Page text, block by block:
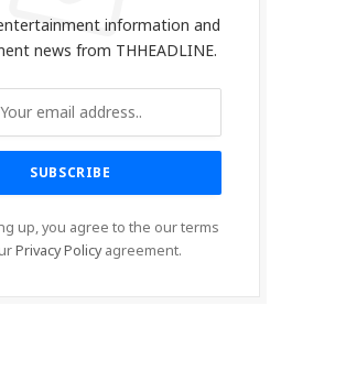
information and
news from THHEADLINE.
up, you agree to the our terms
Privacy Policyagreement.